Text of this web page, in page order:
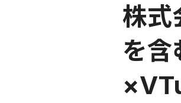
株式
を